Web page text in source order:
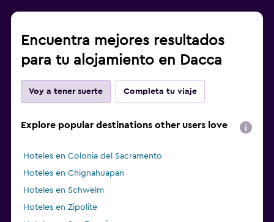
Encuentra mejores resultados
para tu alojamiento en Dacca
Voy a tener suerte Completa tu viaje
Explore popular destinations other users love
Hoteles en Colonia del Sacramento
Hoteles en Chignahuapan
Hoteles en Schwelm
Hoteles en Zipolite